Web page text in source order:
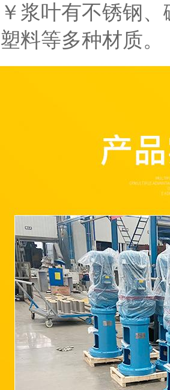
￥浆叶有不锈钢
塑料等多种材质。